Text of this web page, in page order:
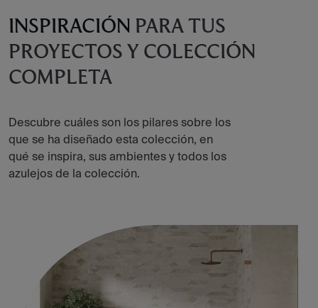
INSPIRACIÓN PARA TUS
PROYECTOS Y COLECCIÓN
COMPLETA
Descubre cuáles son los pilares sobre los
que se ha diseñado esta colección, en
qué se inspira, sus ambientes y todos los
azulejos de la colección.